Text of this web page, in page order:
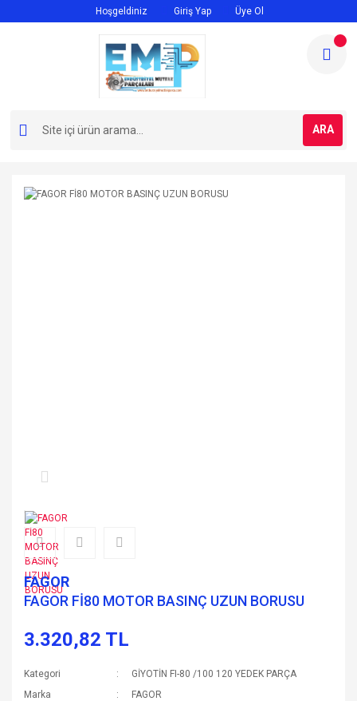
Hoşgeldiniz Giriş Yap Üye Ol
ARA
FAGOR
FAGOR Fİ80 MOTOR BASINÇ UZUN BORUSU
3.320,82 TL
Kategori
GİYOTİN FI-80 /100 120 YEDEK PARÇA
Marka
FAGOR